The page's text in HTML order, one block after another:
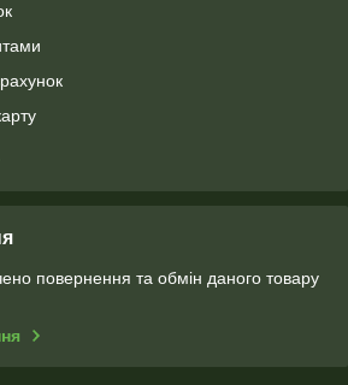
повернення та обмін даного товару